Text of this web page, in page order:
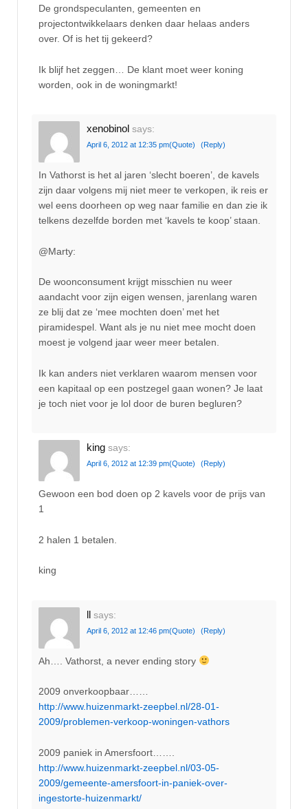
De grondspeculanten, gemeenten en
projectontwikkelaars denken daar helaas anders
over. Of is het tij gekeerd?
Ik blijf het zeggen… De klant moet weer koning
worden, ook in de woningmarkt!
xenobinol says:
April 6, 2012 at 12:35 pm(Quote) (Reply)
In Vathorst is het al jaren ‘slecht boeren’, de kavels
zijn daar volgens mij niet meer te verkopen, ik reis er
wel eens doorheen op weg naar familie en dan zie ik
telkens dezelfde borden met ‘kavels te koop’ staan.
@Marty:
De woonconsument krijgt misschien nu weer
aandacht voor zijn eigen wensen, jarenlang waren
ze blij dat ze ‘mee mochten doen’ met het
piramidespel. Want als je nu niet mee mocht doen
moest je volgend jaar weer meer betalen.
Ik kan anders niet verklaren waarom mensen voor
een kapitaal op een postzegel gaan wonen? Je laat
je toch niet voor je lol door de buren begluren?
king says:
April 6, 2012 at 12:39 pm(Quote) (Reply)
Gewoon een bod doen op 2 kavels voor de prijs van
1
2 halen 1 betalen.
king
ll says:
April 6, 2012 at 12:46 pm(Quote) (Reply)
Ah…. Vathorst, a never ending story
2009 onverkoopbaar……
http://www.huizenmarkt-zeepbel.nl/28-01-
2009/problemen-verkoop-woningen-vathors
2009 paniek in Amersfoort…….
http://www.huizenmarkt-zeepbel.nl/03-05-
2009/gemeente-amersfoort-in-paniek-over-
ingestorte-huizenmarkt/